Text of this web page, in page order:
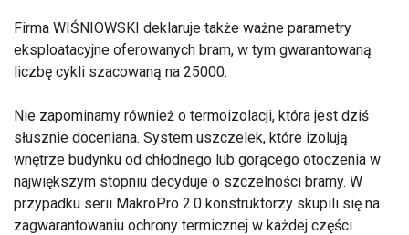
Firma WIŚNIOWSKI deklaruje także ważne parametry
eksploatacyjne oferowanych bram, w tym gwarantowaną
liczbę cykli szacowaną na 25000.
Nie zapominamy również o termoizolacji, która jest dziś
słusznie doceniana. System uszczelek, które izolują
wnętrze budynku od chłodnego lub gorącego otoczenia w
największym stopniu decyduje o szczelności bramy. W
przypadku serii MakroPro 2.0 konstruktorzy skupili się na
zagwarantowaniu ochrony termicznej w każdej części